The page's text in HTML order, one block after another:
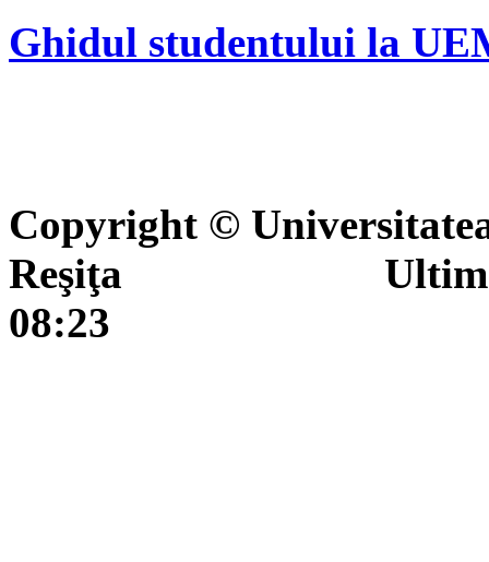
Ghidul studentului la
Copyright ©
Reşiţa Ultima
08:23